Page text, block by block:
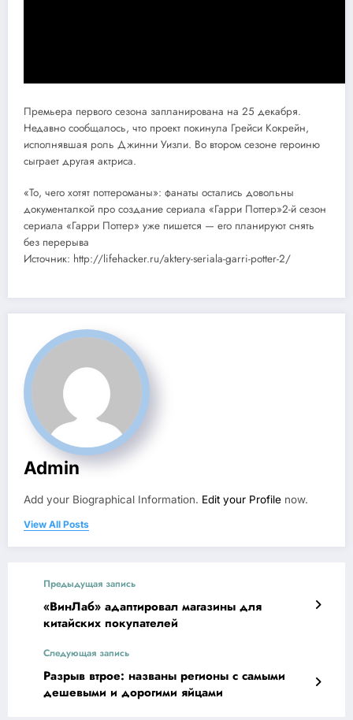
Премьера первого сезона запланирована на 25 декабря.
Недавно сообщалось, что проект покинула Грейси Кокрейн,
исполнявшая роль Джинни Уизли. Во втором сезоне героиню
сыграет другая актриса.
«То, чего хотят поттероманы»: фанаты остались довольны
документалкой про создание сериала «Гарри Поттер»2-й сезон
сериала «Гарри Поттер» уже пишется — его планируют снять
без перерыва
Источник: http://lifehacker.ru/aktery-seriala-garri-potter-2/
Admin
Add your Biographical Information. Edit your Profile now.
View All Posts
Предыдущая запись
«ВинЛаб» адаптировал магазины для
китайских покупателей
Следующая запись
Разрыв втрое: названы регионы с самыми
дешевыми и дорогими яйцами